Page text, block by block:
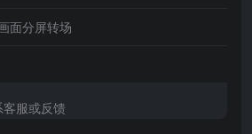
面分屏转场
服或反馈